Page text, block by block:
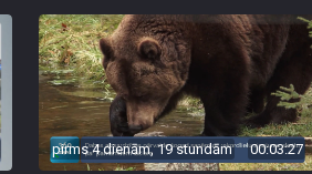
pirms 4 dienām, 19 stundām 00:03:27